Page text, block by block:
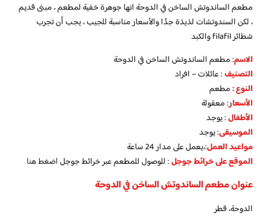
مطعم الساندوتش الساخن في الدوحة انها جوهرة خفية لمطعم ، مبنى قديم
، لكن السندوتشات لذيذة جدًا والأسعار مناسبة للجيب ، يجب أن تجرب
شطائر filafil والكبد
الاسم: مطعم الساندوتش الساخن في الدوحة
التصنيف: عائلات – افراد
النوع :مطعم
الأسعار:معقولة
الأطفال:يوجد
الموسيقى:يوجد
مواعيد العمل:،يعمل على مدار 24 ساعة
الموقع على خرائط جوجل: للوصول للمطعم عبر خرائط جوجلاضغط هنا
عنوان مطعم الساندوتش الساخن في الدوحة
الدوحة، قطر